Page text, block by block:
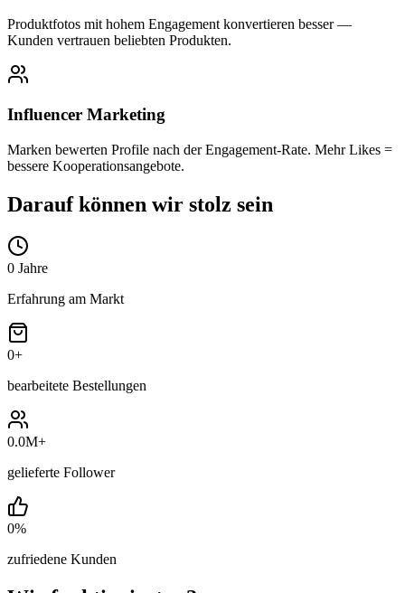
Produktfotos mit hohem Engagement konvertieren besser —
Kunden vertrauen beliebten Produkten.
Influencer Marketing
Marken bewerten Profile nach der Engagement-Rate. Mehr Likes =
bessere Kooperationsangebote.
Darauf können wir stolz sein
0 Jahre
Erfahrung am Markt
0+
bearbeitete Bestellungen
0.0M+
gelieferte Follower
0%
zufriedene Kunden